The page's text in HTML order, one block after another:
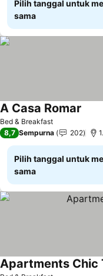
Pilih tanggal untuk
sama
Bed & Breakfast
A Casa Romar
8,7 Sempurna 202
Pilih tanggal untuk
sama
Apartments Chic